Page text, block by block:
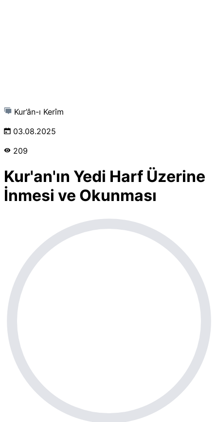
Kur’ân-ı Kerîm
03.08.2025
209
Kur'an'ın Yedi Harf Üzerine
İnmesi ve Okunması